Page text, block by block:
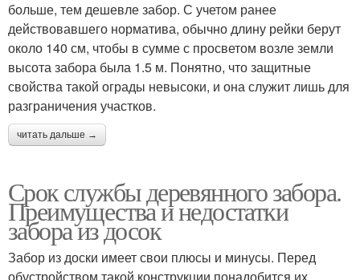
больше, тем дешевле забор. С учетом ранее
действовавшего норматива, обычно длину рейки берут
около 140 см, чтобы в сумме с просветом возле земли
высота забора была 1.5 м. Понятно, что защитные
свойства такой ограды невысоки, и она служит лишь для
разграничения участков.
читать дальше →
Срок службы деревянного забора.
Преимущества и недостатки
забора из досок
Забор из доски имеет свои плюсы и минусы. Перед